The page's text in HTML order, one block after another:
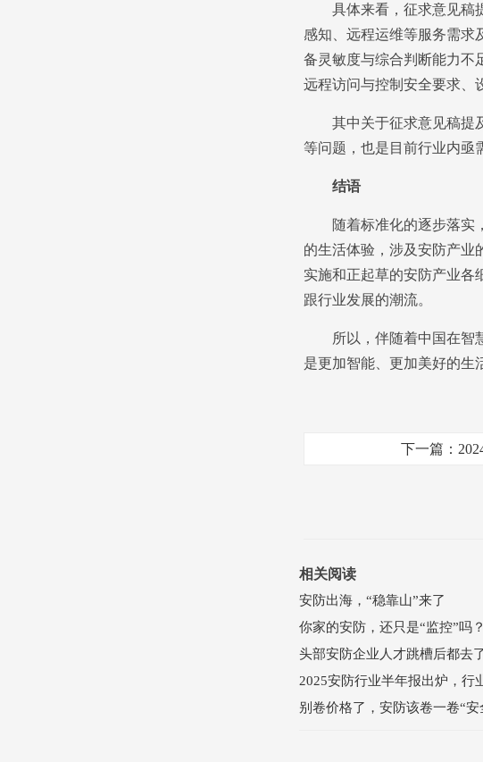
具体来看，征求意见稿提
感知、远程运维等服务需求
备灵敏度与综合判断能力不
远程访问与控制安全要求、
其中关于征求意见稿提及
等问题，也是目前行业内亟
结语
随着标准化的逐步落实，
的生活体验，涉及安防产业
实施和正起草的安防产业各
跟行业发展的潮流。
所以，伴随着中国在智慧
是更加智能、更加美好的生
下一篇：
相关阅读
安防出海，“稳靠山”来了
你家的安防，还只是“监控”吗？
头部安防企业人才跳槽后都去
2025安防行业半年报出炉，行
别卷价格了，安防该卷一卷“安